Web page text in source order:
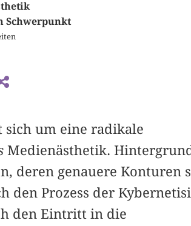
Schwerpunkt
sich um eine radikale
Medienästhetik.
deren genauere Konturen
den Prozess der
den Eintritt in die